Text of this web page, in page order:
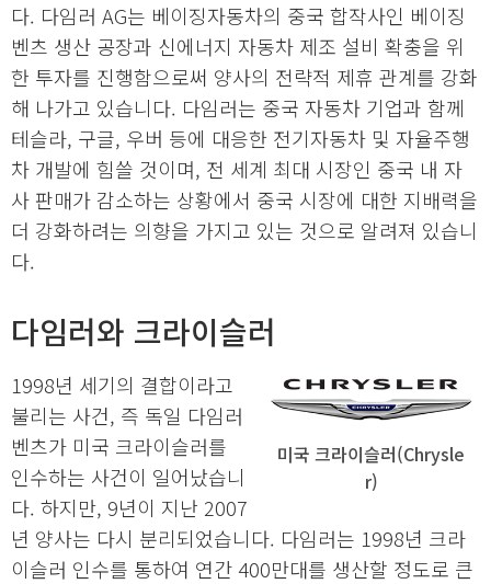
다. 다임러 AG는 베이징자동차의 중국 합작사인 베이징
벤츠 생산 공장과 신에너지 자동차 제조 설비 확충을 위
한 투자를 진행함으로써 양사의 전략적 제휴 관계를 강화
해 나가고 있습니다. 다임러는 중국 자동차 기업과 함께
테슬라, 구글, 우버 등에 대응한 전기자동차 및 자율주행
차 개발에 힘쓸 것이며, 전 세계 최대 시장인 중국 내 자
사 판매가 감소하는 상황에서 중국 시장에 대한 지배력을
더 강화하려는 의향을 가지고 있는 것으로 알려져 있습니
다.
다임러와 크라이슬러
미국 크라이슬러(Chrysle
r)
1998년 세기의 결합이라고
불리는 사건, 즉 독일 다임러
벤츠가 미국 크라이슬러를
인수하는 사건이 일어났습니
다. 하지만, 9년이 지난 2007
년 양사는 다시 분리되었습니다. 다임러는 1998년 크라
이슬러 인수를 통하여 연간 400만대를 생산할 정도로 큰